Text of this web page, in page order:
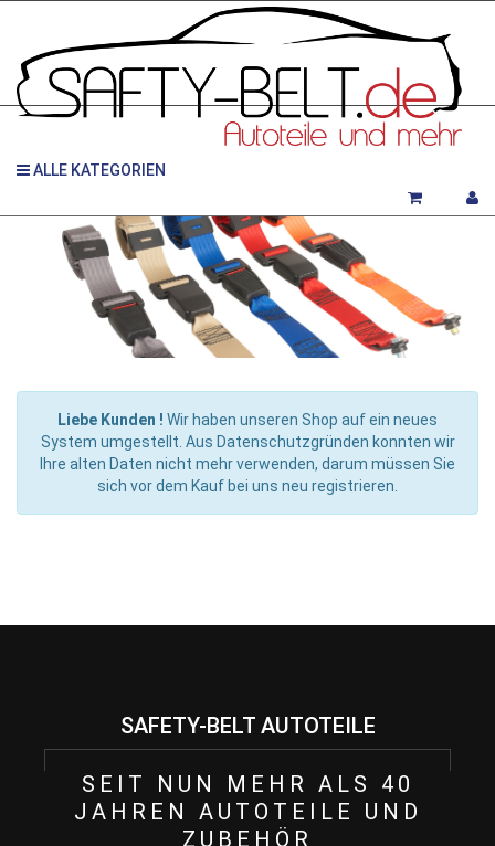
ALLE KATEGORIEN
Liebe Kunden ! Wir haben unseren Shop auf ein neues
System umgestellt. Aus Datenschutzgründen konnten wir
Ihre alten Daten nicht mehr verwenden, darum müssen Sie
sich vor dem Kauf bei uns neu registrieren.
SAFETY-BELT AUTOTEILE
SEIT NUN MEHR ALS 40
JAHREN AUTOTEILE UND
ZUBEHÖR